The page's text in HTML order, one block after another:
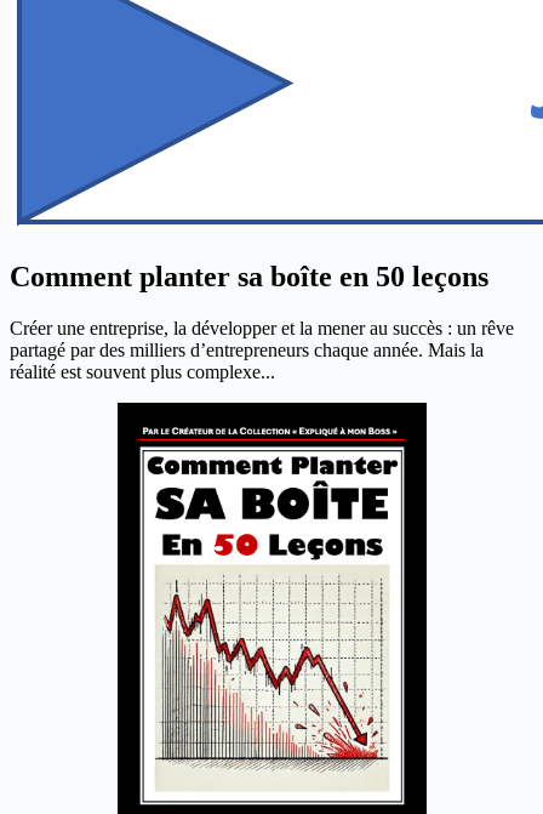
Comment planter sa boîte en 50 leçons
Créer une entreprise, la développer et la mener au succès : un rêve
partagé par des milliers d’entrepreneurs chaque année. Mais la
réalité est souvent plus complexe...